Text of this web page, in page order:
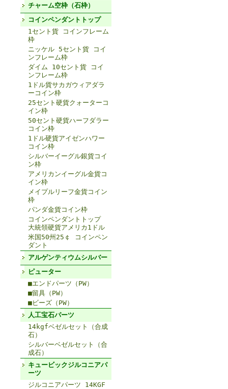
チャーム空枠（石枠）
コインペンダントトップ
1セント貨 コインフレーム
枠
ニッケル 5セント貨 コイ
ンフレーム枠
ダイム 10セント貨 コイ
ンフレーム枠
1ドル貨サカガウィアダラ
ーコイン枠
25セント硬貨クォーターコ
イン枠
50セント硬貨ハーフダラー
コイン枠
1ドル硬貨アイゼンハワー
コイン枠
シルバーイーグル銀貨コイ
ン枠
アメリカンイーグル金貨コ
イン枠
メイプルリーフ金貨コイン
枠
パンダ金貨コイン枠
コインペンダントトップ
大統領硬貨アメリカ1ドル
米国50州25￠ コインペン
ダント
アルゲンティウムシルバー
ピューター
■エンドパーツ（PW）
■留具（PW）
■ビーズ（PW）
人工宝石パーツ
14kgfベゼルセット（合成
石）
シルバーベゼルセット（合
成石）
キュービックジルコニアパ
ーツ
ジルコニアパーツ 14KGF